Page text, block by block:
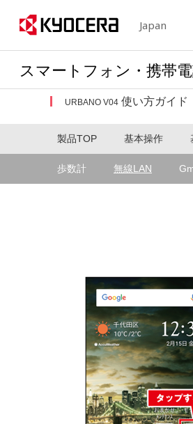
Japan
スマートフォン・携帯
URBANO V04 使い方ガイド
製品TOP 基本操作
歩数計 無線LAN